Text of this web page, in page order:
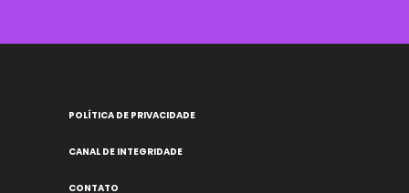
POLÍTICA DE PRIVACIDADE
CANAL DE INTEGRIDADE
CONTATO